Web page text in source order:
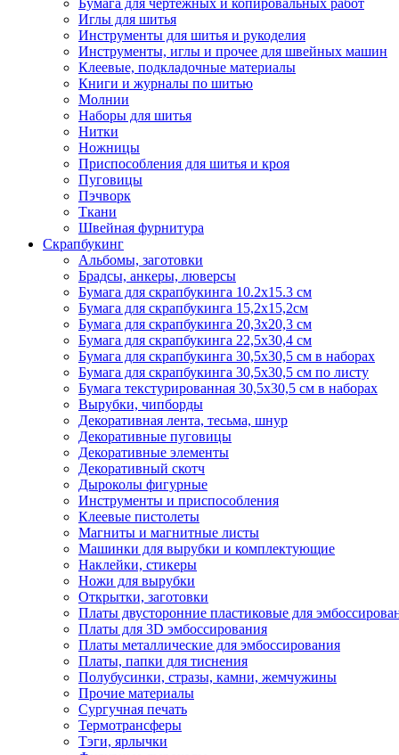
Бумага для чертежных и копировальных работ
Иглы для шитья
Инструменты для шитья и рукоделия
Инструменты, иглы и прочее для швейных машин
Клеевые, подкладочные материалы
Книги и журналы по шитью
Молнии
Наборы для шитья
Нитки
Ножницы
Приспособления для шитья и кроя
Пуговицы
Пэчворк
Ткани
Швейная фурнитура
Скрапбукинг
Альбомы, заготовки
Брадсы, анкеры, люверсы
Бумага для скрапбукинга 10.2х15.3 см
Бумага для скрапбукинга 15,2х15,2см
Бумага для скрапбукинга 20,3х20,3 см
Бумага для скрапбукинга 22,5х30,4 см
Бумага для скрапбукинга 30,5х30,5 см в наборах
Бумага для скрапбукинга 30,5х30,5 см по листу
Бумага текстурированная 30,5х30,5 см в наборах
Вырубки, чипборды
Декоративная лента, тесьма, шнур
Декоративные пуговицы
Декоративные элементы
Декоративный скотч
Дыроколы фигурные
Инструменты и приспособления
Клеевые пистолеты
Магниты и магнитные листы
Машинки для вырубки и комплектующие
Наклейки, стикеры
Ножи для вырубки
Открытки, заготовки
Платы двусторонние пластиковые для
Платы для 3D эмбоссирования
Платы металлические для эмбоссирования
Платы, папки для тиснения
Полубусинки, стразы, камни, жемчужины
Прочие материалы
Сургучная печать
Термотрансферы
Тэги, ярлычки